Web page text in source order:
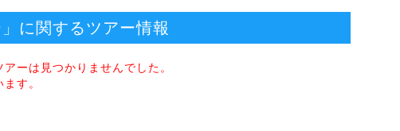
に関するツアー情報
ーは見つかりませんでした。
す。